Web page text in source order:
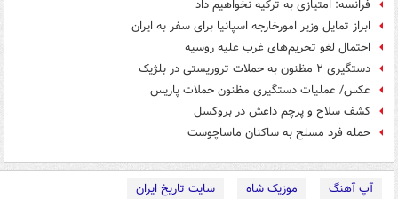
فرانسه: امتیازی به ترکیه نخواهیم داد
ابراز تمایل وزیر امورخارجه اسپانیا برای سفر به ایران
احتمال لغو تحریم‌های غرب علیه روسیه
دستگیری ۲ مظنون به حملات تروریستی در بلژیک
عکس/ عملیات دستگیری مظنون حملات پاریس
کشف سلاح و پرچم داعش در بروکسل
حمله فرد مسلح به ساکنان ماساچوست
آپ آهنگ موزیک شاه
سایت تاریخ ایران